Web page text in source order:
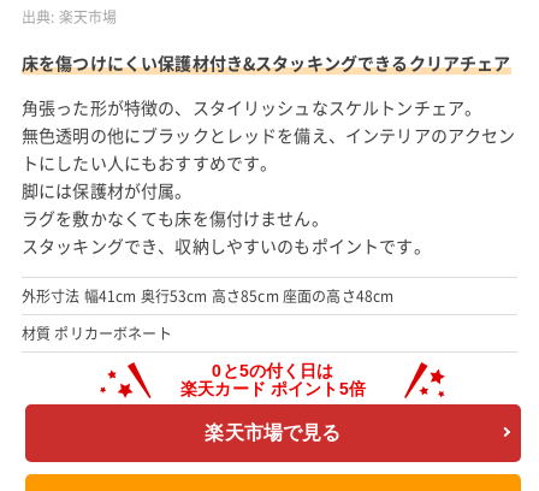
出典: 楽天市場
床を傷つけにくい保護材付き&スタッキングできるクリアチェア
角張った形が特徴の、スタイリッシュなスケルトンチェア。
無色透明の他にブラックとレッドを備え、インテリアのアクセン
トにしたい人にもおすすめです。
脚には保護材が付属。
ラグを敷かなくても床を傷付けません。
スタッキングでき、収納しやすいのもポイントです。
外形寸法 幅41cm 奥行53cm 高さ85cm 座面の高さ48cm
材質 ポリカーボネート
楽天市場で見る